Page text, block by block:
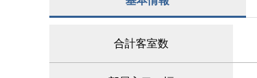
合計客室数